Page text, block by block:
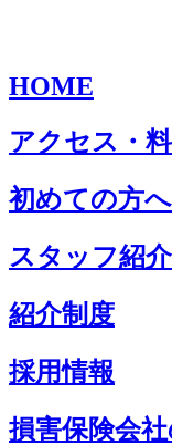
HOME
アクセス・
初めての方へ
スタッフ紹介
紹介制度
採用情報
損害保険会